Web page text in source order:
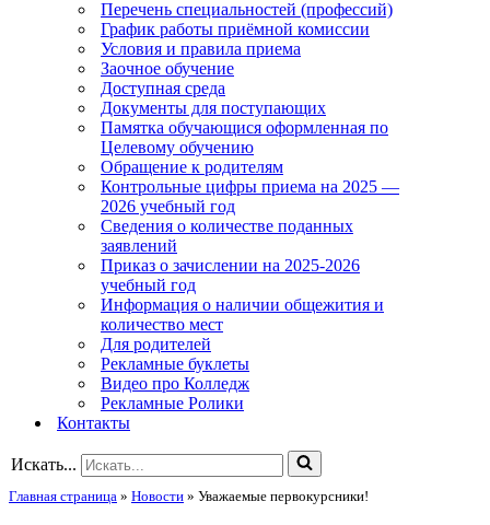
Перечень специальностей (профессий)
График работы приёмной комиссии
Условия и правила приема
Заочное обучение
Доступная среда
Документы для поступающих
Памятка обучающися оформленная по
Целевому обучению
Обращение к родителям
Контрольные цифры приема на 2025 —
2026 учебный год
Сведения о количестве поданных
заявлений
Приказ о зачислении на 2025-2026
учебный год
Информация о наличии общежития и
количество мест
Для родителей
Рекламные буклеты
Видео про Колледж
Рекламные Ролики
Контакты
Искать...
Главная страница » Новости » Уважаемые первокурсники!